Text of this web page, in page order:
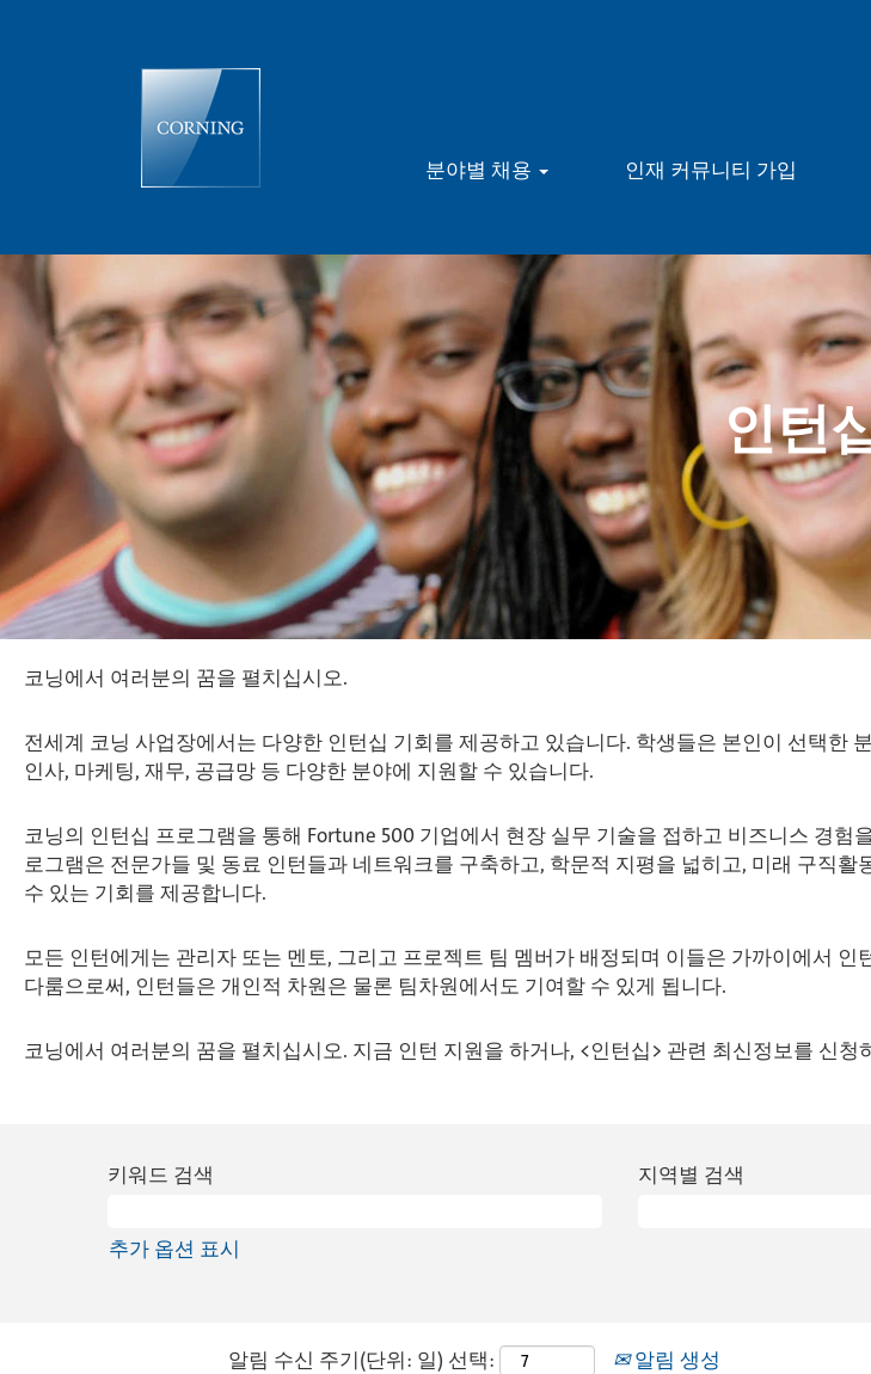
분야별 채용 인재 커뮤니티 가입
턴
십
인턴
코닝에서 여러분의 꿈을 펼치십시오.
전세계 코닝 사업장에서는 다양한 인턴십 기회를 제공하고 있습니다. 학생들은 본인이 선택한
인사, 마케팅, 재무, 공급망 등 다양한 분야에 지원할 수 있습니다.
코닝의 인턴십 프로그램을 통해 Fortune 500 기업에서 현장 실무 기술을 접하고 비즈니스 경
로그램은 전문가들 및 동료 인턴들과 네트워크를 구축하고, 학문적 지평을 넓히고, 미래 구직
수 있는 기회를 제공합니다.
모든 인턴에게는 관리자 또는 멘토, 그리고 프로젝트 팀 멤버가 배정되며 이들은 가까이에서
다룸으로써, 인턴들은 개인적 차원은 물론 팀차원에서도 기여할 수 있게 됩니다.
코닝에서 여러분의 꿈을 펼치십시오. 지금 인턴 지원을 하거나, <인턴십> 관련 최신정보를 신청
키워드 검색 지역별 검색
추가 옵션 표시
알림 수신 주기(단위: 일) 선택: 알림 생성